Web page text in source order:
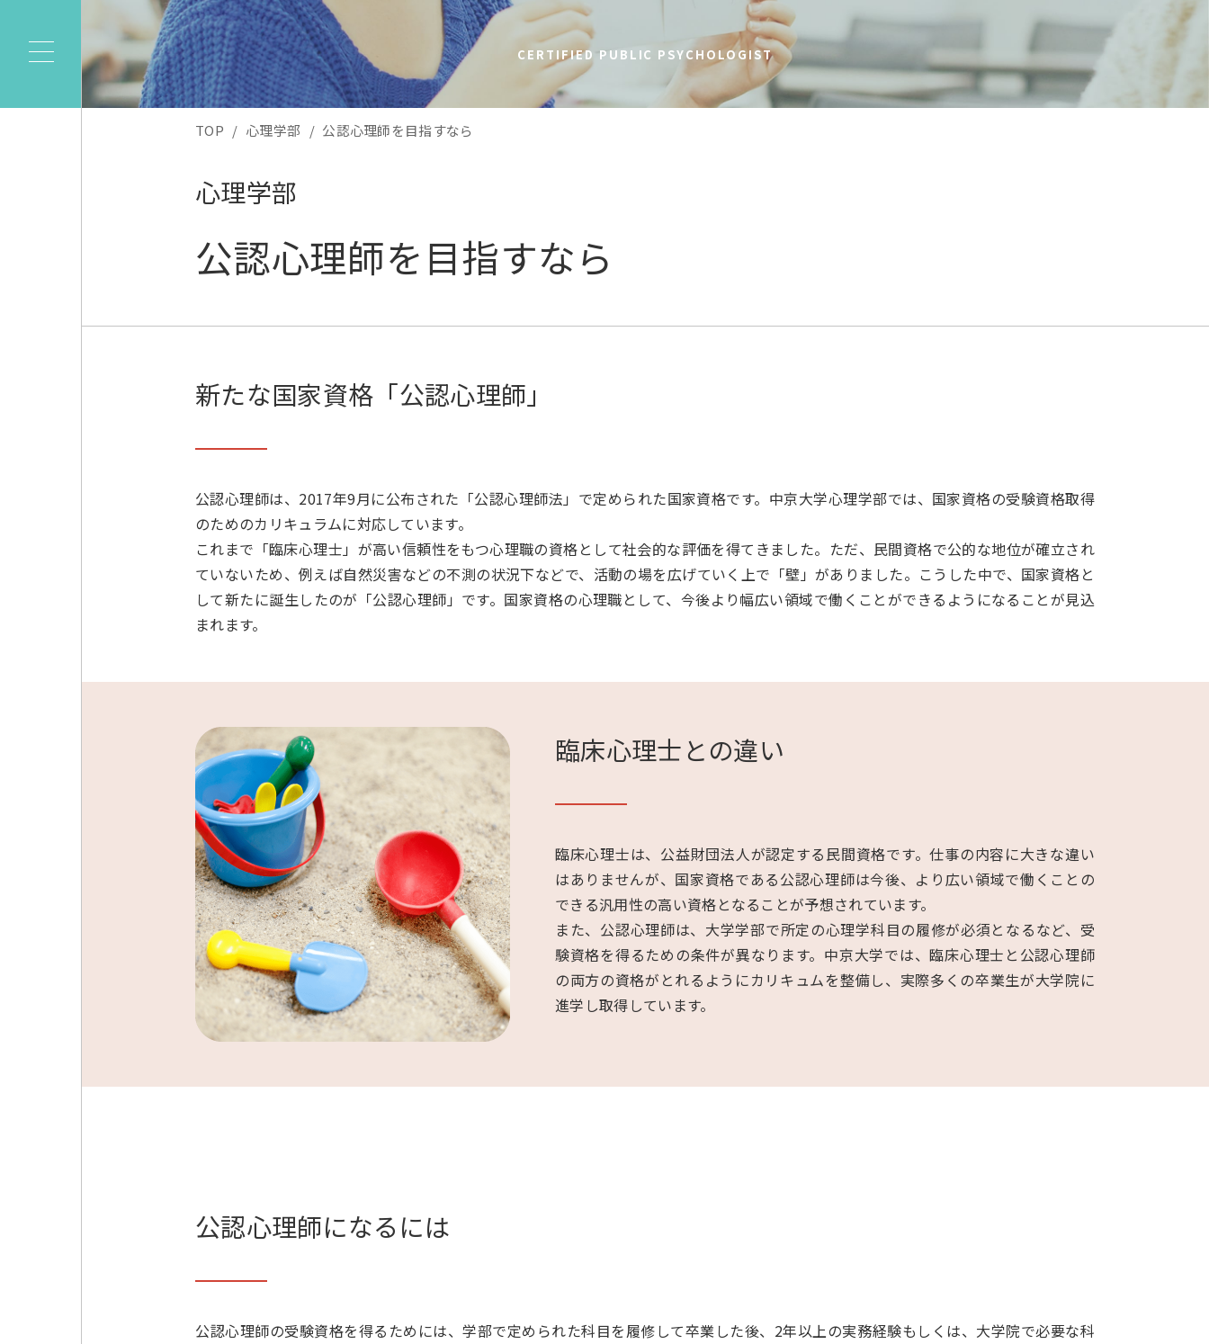
CERTIFIED PUBLIC PSYCHOLOGIST
TOP 心理学部 公認心理師を目指すなら
心理学部
公認心理師を目指すなら
新たな国家資格「公認心理師」
公認心理師は、2017年9月に公布された「公認心理師法」で定められた国家資格です。中京大学心理学部では、国家資格の受験資格取得
のためのカリキュラムに対応しています。
これまで「臨床心理士」が高い信頼性をもつ心理職の資格として社会的な評価を得てきました。ただ、民間資格で公的な地位が確立され
ていないため、例えば自然災害などの不測の状況下などで、活動の場を広げていく上で「壁」がありました。こうした中で、国家資格と
して新たに誕生したのが「公認心理師」です。国家資格の心理職として、今後より幅広い領域で働くことができるようになることが見込
まれます。
臨床心理士との違い
臨床心理士は、公益財団法人が認定する民間資格です。仕事の内容に大きな違い
はありませんが、国家資格である公認心理師は今後、より広い領域で働くことの
できる汎用性の高い資格となることが予想されています。
また、公認心理師は、大学学部で所定の心理学科目の履修が必須となるなど、受
験資格を得るための条件が異なります。中京大学では、臨床心理士と公認心理師
の両方の資格がとれるようにカリキュムを整備し、実際多くの卒業生が大学院に
進学し取得しています。
公認心理師になるには
公認心理師の受験資格を得るためには、学部で定められた科目を履修して卒業した後、2年以上の実務経験もしくは、大学院で必要な科